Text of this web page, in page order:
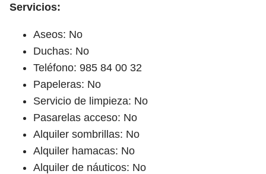
Servicios:
Aseos: No
Duchas: No
Teléfono: 985 84 00 32
Papeleras: No
Servicio de limpieza: No
Pasarelas acceso: No
Alquiler sombrillas: No
Alquiler hamacas: No
Alquiler de náuticos: No